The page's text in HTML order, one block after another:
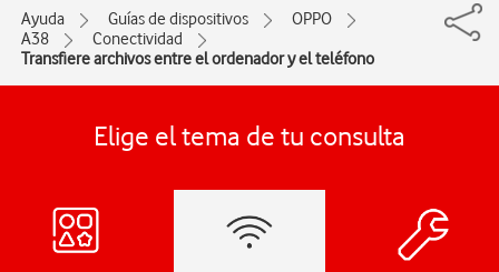
Ayuda Guías de dispositivos
OPPO
A38
Conectividad
Transfiere archivos entre el ordenador y el teléfono
Elige el tema de tu consulta